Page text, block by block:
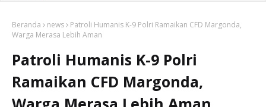
Beranda news
Patroli Humanis K-9 Polri Ramaikan CFD Margonda,
Warga Merasa Lebih Aman
Patroli Humanis K-9 Polri
Ramaikan CFD Margonda,